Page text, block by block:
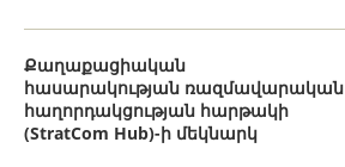
Քաղաքացիական
հասարակության ռազմավարական
հաղորդակցության հարթակի
(StratCom Hub)-ի մեկնարկ